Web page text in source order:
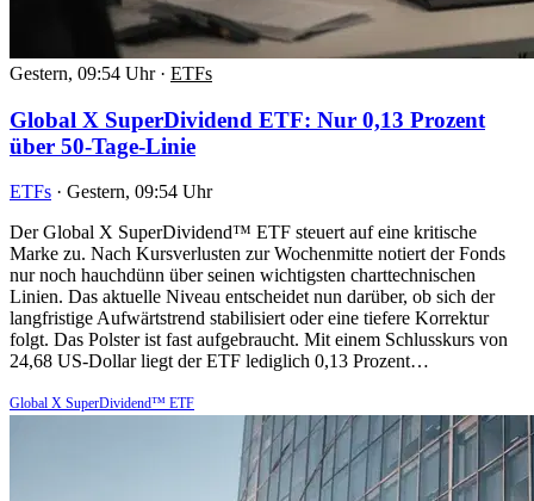
Gestern, 09:54 Uhr · ETFs
Global X SuperDividend ETF: Nur 0,13 Prozent
über 50-Tage-Linie
ETFs · Gestern, 09:54 Uhr
Der Global X SuperDividend™ ETF steuert auf eine kritische
Marke zu. Nach Kursverlusten zur Wochenmitte notiert der Fonds
nur noch hauchdünn über seinen wichtigsten charttechnischen
Linien. Das aktuelle Niveau entscheidet nun darüber, ob sich der
langfristige Aufwärtstrend stabilisiert oder eine tiefere Korrektur
folgt. Das Polster ist fast aufgebraucht. Mit einem Schlusskurs von
24,68 US-Dollar liegt der ETF lediglich 0,13 Prozent…
Global X SuperDividend™ ETF